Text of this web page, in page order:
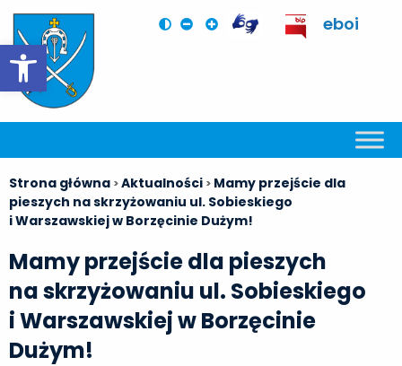
Otwórz pasek narzędzi
eboi
Strona główna >Aktualności > Mamy przejście dla
pieszych na skrzyżowaniu ul. Sobieskiego
i Warszawskiej w Borzęcinie Dużym!
Mamy przejście dla pieszych
na skrzyżowaniu ul. Sobieskiego
i Warszawskiej w Borzęcinie
Dużym!